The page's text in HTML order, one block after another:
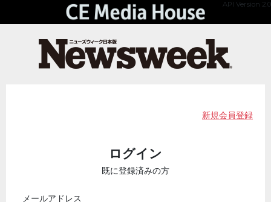
API Version 2.0
新規会員登録
ログイン
既に登録済みの方
メールアドレス